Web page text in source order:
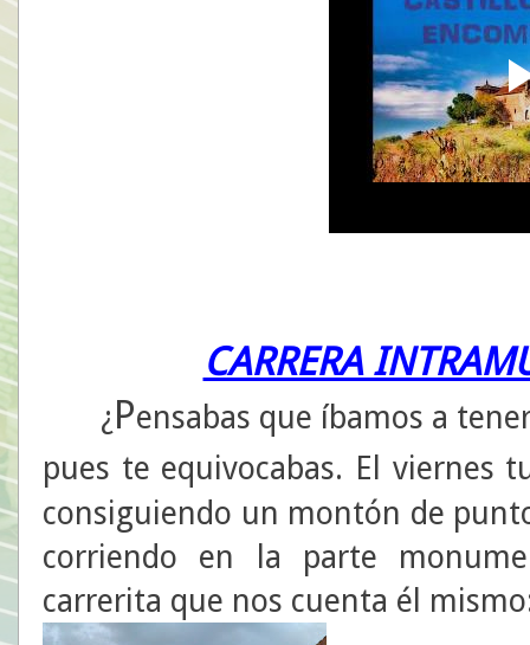
CARRERA
¿Pensabas que íbamos a
pues te equivocabas. El viernes
consiguiendo un montón de
corriendo en la parte
carrerita que nos cuenta él